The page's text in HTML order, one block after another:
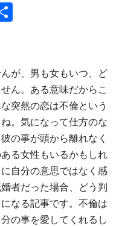
が、男も女もいつ、ど
ん。ある意味だからこ
突然の恋は不倫という
。気になって仕方のな
の事が頭から離れなく
る女性もいるかもしれ
自分の意思ではなく感
者だった場合、どう判
なる記事です。不倫は
の事を愛してくれるし